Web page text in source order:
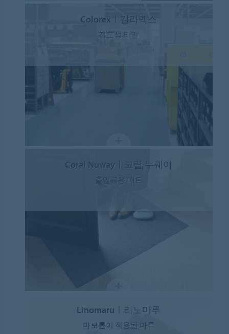
Colorexㅣ칼라렉스
전도성 타일
Coral Nuwayㅣ코랄 누웨이
출입구용 매트
Linomaruㅣ리노마루
마모륨이 적용된 마루